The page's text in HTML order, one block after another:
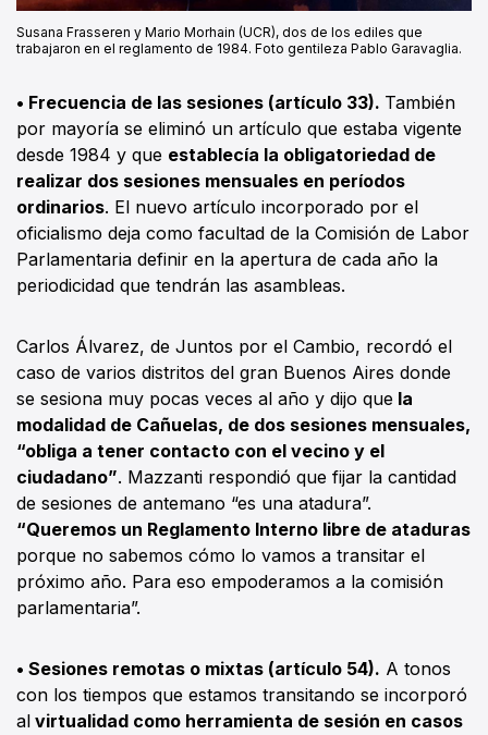
Susana Frasseren y Mario Morhain (UCR), dos de los ediles que
trabajaron en el reglamento de 1984. Foto gentileza Pablo Garavaglia.
• Frecuencia de las sesiones (artículo 33). También
por mayoría se eliminó un artículo que estaba vigente
desde 1984 y que establecía la obligatoriedad de
realizar dos sesiones mensuales en períodos
ordinarios. El nuevo artículo incorporado por el
oficialismo deja como facultad de la Comisión de Labor
Parlamentaria definir en la apertura de cada año la
periodicidad que tendrán las asambleas.
Carlos Álvarez, de Juntos por el Cambio, recordó el
caso de varios distritos del gran Buenos Aires donde
se sesiona muy pocas veces al año y dijo que la
modalidad de Cañuelas, de dos sesiones mensuales,
“obliga a tener contacto con el vecino y el
ciudadano”. Mazzanti respondió que fijar la cantidad
de sesiones de antemano “es una atadura”.
“Queremos un Reglamento Interno libre de ataduras
porque no sabemos cómo lo vamos a transitar el
próximo año. Para eso empoderamos a la comisión
parlamentaria”.
• Sesiones remotas o mixtas (artículo 54). A tonos
con los tiempos que estamos transitando se incorporó
al virtualidad como herramienta de sesión en casos